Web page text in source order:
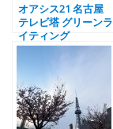
オアシス21 名古屋
テレビ塔 グリーンラ
イティング